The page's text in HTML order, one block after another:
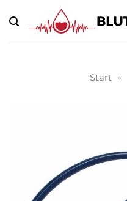
Inhalt
springen
Start »